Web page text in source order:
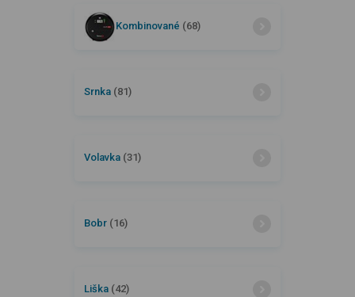
Kombinované (68)
Srnka (81)
Volavka (31)
Bobr (16)
Liška (42)